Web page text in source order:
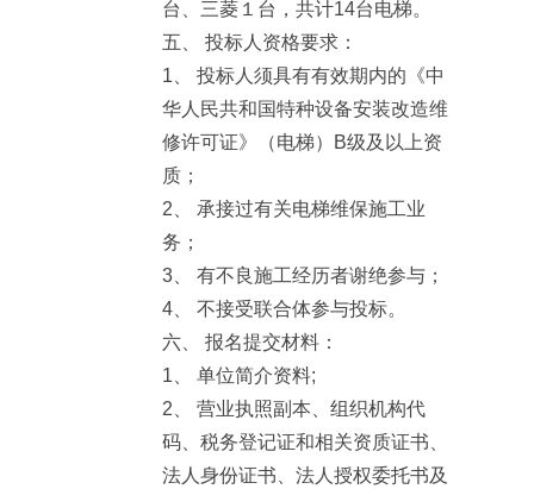
台、三菱１台，共计14台电梯。
五、 投标人资格要求：
1、 投标人须具有有效期内的《中
华人民共和国特种设备安装改造维
修许可证》（电梯）B级及以上资
质；
2、 承接过有关电梯维保施工业
务；
3、 有不良施工经历者谢绝参与；
4、 不接受联合体参与投标。
六、 报名提交材料：
1、 单位简介资料;
2、 营业执照副本、组织机构代
码、税务登记证和相关资质证书、
法人身份证书、法人授权委托书及